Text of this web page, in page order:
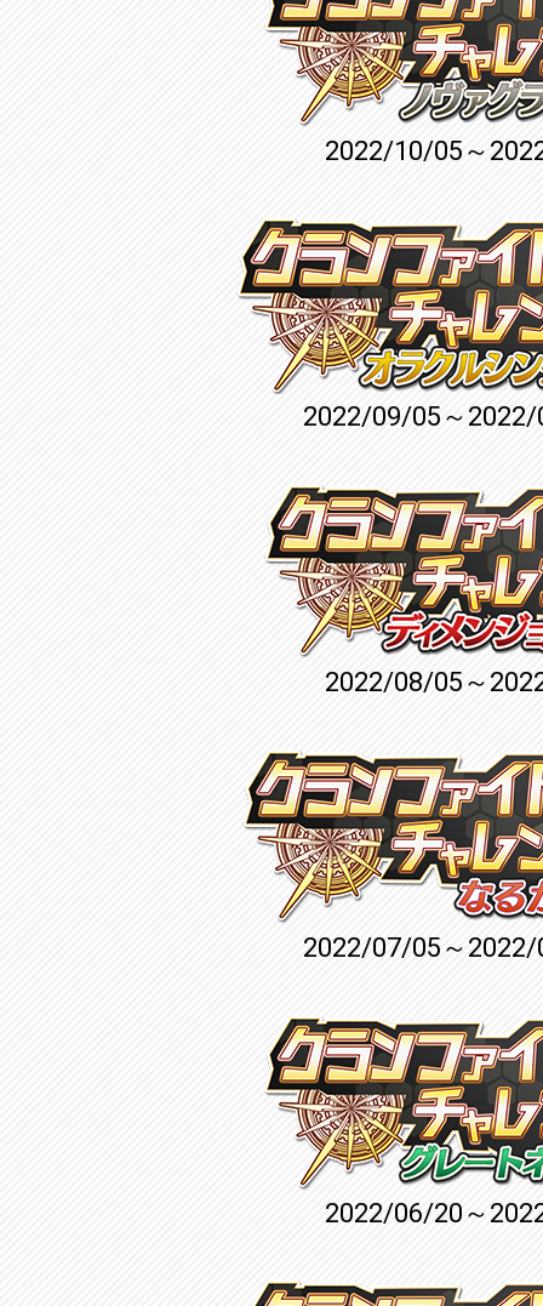
2022/10/05～
2022/09/05～
2022/08/05～
2022/07/05～
2022/06/20～